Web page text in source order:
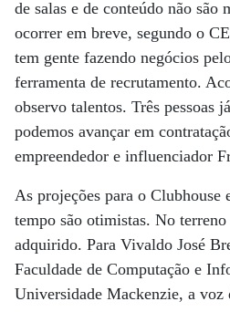
de salas e de conteúdo não são
ocorrer em breve, segundo o
tem gente fazendo negócios
ferramenta de recrutamento.
observo talentos. Três pessoas
podemos avançar em
empreendedor e influenciador
As projeções para o Clubhouse
tempo são otimistas. No
adquirido. Para Vivaldo José
Faculdade de Computação e
Universidade Mackenzie, a voz